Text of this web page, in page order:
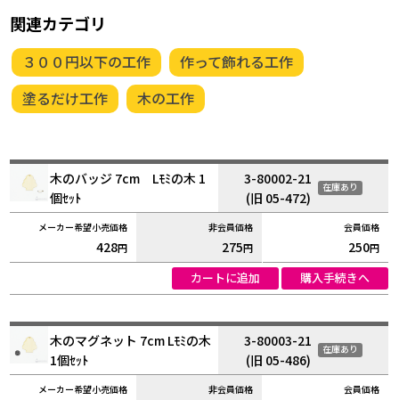
関連カテゴリ
３００円以下の工作
作って飾れる工作
塗るだけ工作
木の工作
木のバッジ 7cm Lﾓﾐの木 1
個ｾｯﾄ
3-80002-21
(旧 05-472)
在庫あり
428円 275円 250円
カートに追加 購入手続きへ
木のマグネット 7cm Lﾓﾐの木
1個ｾｯﾄ
3-80003-21
(旧 05-486)
在庫あり